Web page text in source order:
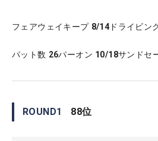
フェアウェイキープ 8/14 ドライビン
パット数 26パーオン 10/18サンドセ
ROUND1 88位